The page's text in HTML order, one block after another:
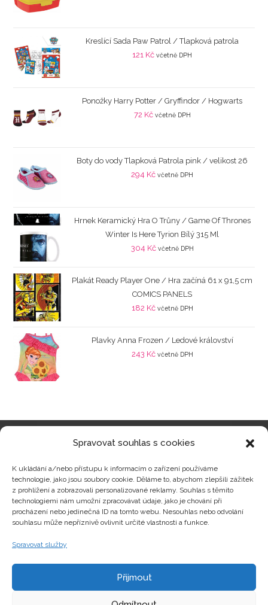
Spravovat souhlas s cookies
K ukládání a/nebo přístupu k informacím o zařízení používáme
technologie, jako jsou soubory cookie. Děláme to, abychom zlepšili zážitek
z prohlížení a zobrazovali personalizované reklamy. Souhlas s těmito
technologiemi nám umožní zpracovávat údaje, jako je chování při
procházení nebo jedinečná ID na tomto webu. Nesouhlas nebo odvolání
souhlasu může nepříznivě ovlivnit určité vlastnosti a funkce.
Spravovat služby
Přijmout
Kreslící Sada Paw Patrol / Tlapková patrola
121 Kč včetně DPH
Ponožky Harry Potter / Gryffindor / Hogwarts
72 Kč včetně DPH
Boty do vody Tlapková Patrola pink / velikost 26
294 Kč včetně DPH
Hrnek Keramický Hra O Trůny / Game Of Thrones
Winter Is Here Tyrion Bílý 315 Ml
304 Kč včetně DPH
Plakát Ready Player One / Hra začíná 61 x 91,5 cm
COMICS PANELS
182 Kč včetně DPH
Plavky Anna Frozen / Ledové království
243 Kč včetně DPH
Zajímavosti
Kontakty